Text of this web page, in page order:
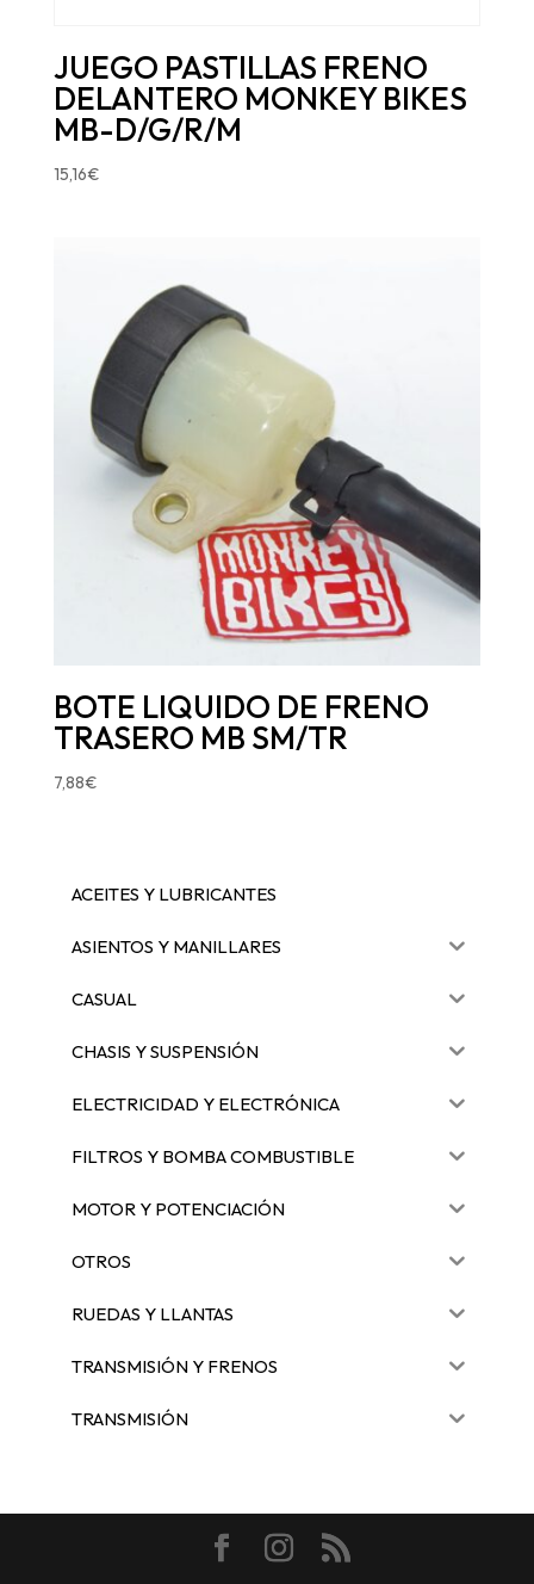
JUEGO PASTILLAS FRENO
DELANTERO MONKEY BIKES
MB-D/G/R/M
15,16€
BOTE LIQUIDO DE FRENO
TRASERO MB SM/TR
7,88€
ACEITES Y LUBRICANTES
ASIENTOS Y MANILLARES
CASUAL
CHASIS Y SUSPENSIÓN
ELECTRICIDAD Y ELECTRÓNICA
FILTROS Y BOMBA COMBUSTIBLE
MOTOR Y POTENCIACIÓN
OTROS
RUEDAS Y LLANTAS
TRANSMISIÓN Y FRENOS
TRANSMISIÓN